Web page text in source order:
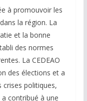
à promouvoir les
la région. La
et la bonne
des normes
La CEDEAO
des élections et a
crises politiques,
contribué à une